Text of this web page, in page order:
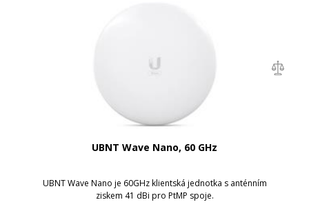
UBNT Wave Nano, 60 GHz
UBNT Wave Nano je 60GHz klientská jednotka s anténním
ziskem 41 dBi pro PtMP spoje.